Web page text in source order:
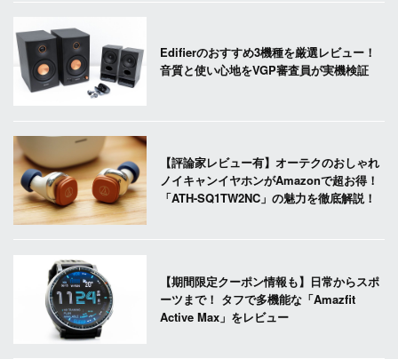
Edifierのおすすめ3機種を厳選レビュー！
音質と使い心地をVGP審査員が実機検証
【評論家レビュー有】オーテクのおしゃれ
ノイキャンイヤホンがAmazonで超お得！
「ATH-SQ1TW2NC」の魅力を徹底解説！
【期間限定クーポン情報も】日常からスポ
ーツまで！ タフで多機能な「Amazfit
Active Max」をレビュー